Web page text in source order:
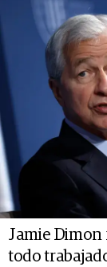
Jamie Dimon
todo